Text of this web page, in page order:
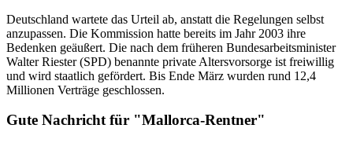
Deutschland wartete das Urteil ab, anstatt die Regelungen selbst
anzupassen. Die Kommission hatte bereits im Jahr 2003 ihre
Bedenken geäußert. Die nach dem früheren Bundesarbeitsminister
Walter Riester (SPD) benannte private Altersvorsorge ist freiwillig
und wird staatlich gefördert. Bis Ende März wurden rund 12,4
Millionen Verträge geschlossen.
Gute Nachricht für "Mallorca-Rentner"